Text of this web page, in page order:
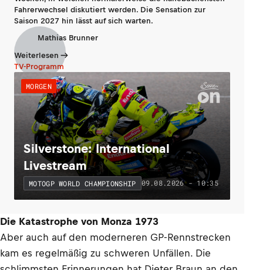
Fahrerwechsel diskutiert werden. Die Sensation zur
Saison 2027 hin lässt auf sich warten.
Mathias Brunner
Weiterlesen
TV-Programm
MORGEN
Silverstone: International
Livestream
MOTOGP WORLD CHAMPIONSHIP 09.08.2026 - 10:35
Die Katastrophe von Monza 1973
Aber auch auf den moderneren GP-Rennstrecken
kam es regelmäßig zu schweren Unfällen. Die